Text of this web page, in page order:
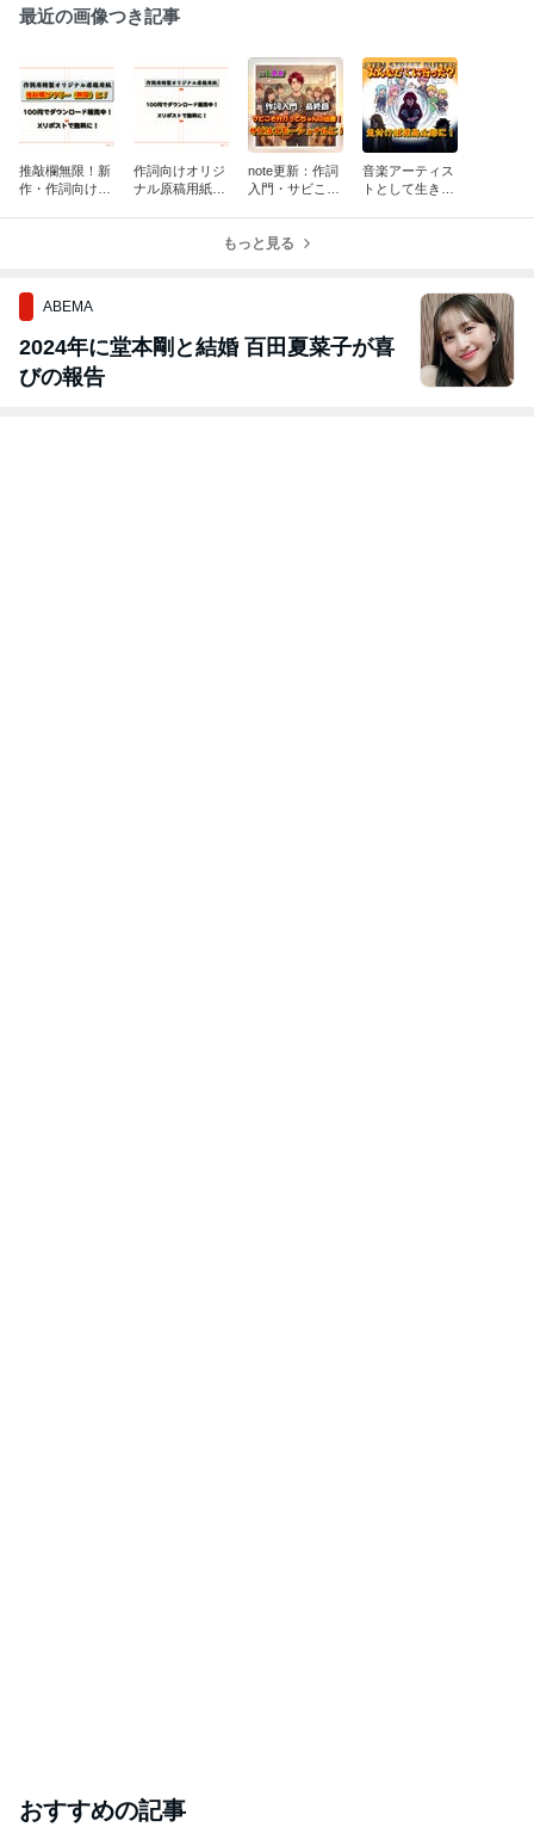
最近の画像つき記事
推敲欄無限！新
作・作詞向けオ
作詞向けオリジ
ナル原稿用紙作
note更新：作詞
入門・サビこそ
音楽アーティス
トとして生き
もっと見る
ABEMA
2024年に堂本剛と結婚 百田夏菜子が喜
びの報告
おすすめの記事